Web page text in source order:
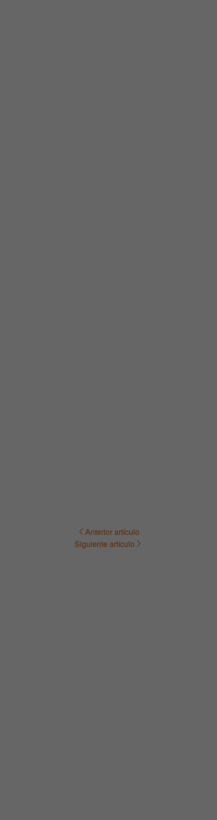
Navegación Anterior artículo
Siguiente artículo